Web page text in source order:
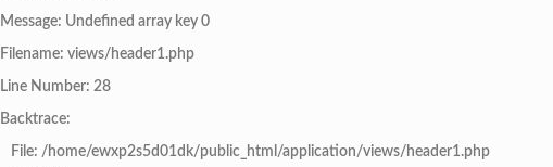
Message: Undefined array key 0
Filename: views/header1.php
Line Number: 28
Backtrace:
File: /home/ewxp2s5d01dk/public_html/application/views/header1.php